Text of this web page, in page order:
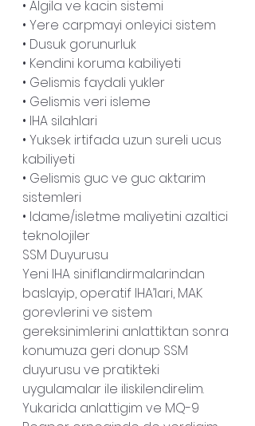
• Algila ve kacin sistemi
• Yere carpmayi onleyici sistem
• Dusuk gorunurluk
• Kendini koruma kabiliyeti
• Gelismis faydali yukler
• Gelismis veri isleme
• IHA silahlari
• Yuksek irtifada uzun sureli ucus
kabiliyeti
• Gelismis guc ve guc aktarim
sistemleri
• Idame/isletme maliyetini azaltici
teknolojiler
SSM Duyurusu
Yeni IHA siniflandirmalarindan
baslayip, operatif IHA’lari, MAK
gorevlerini ve sistem
gereksinimlerini anlattiktan sonra
konumuza geri donup SSM
duyurusu ve pratikteki
uygulamalar ile iliskilendirelim.
Yukarida anlattigim ve MQ-9